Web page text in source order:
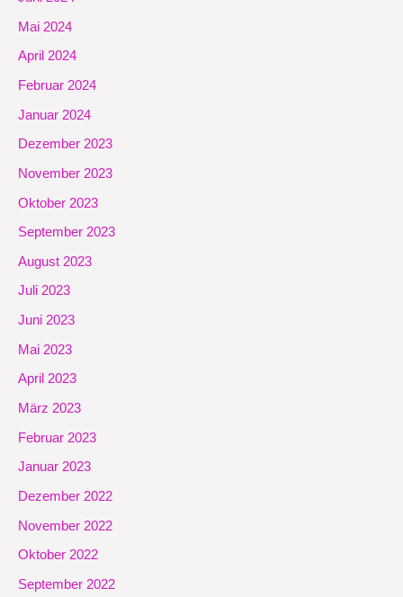
Mai 2024
April 2024
Februar 2024
Januar 2024
Dezember 2023
November 2023
Oktober 2023
September 2023
August 2023
Juli 2023
Juni 2023
Mai 2023
April 2023
März 2023
Februar 2023
Januar 2023
Dezember 2022
November 2022
Oktober 2022
September 2022